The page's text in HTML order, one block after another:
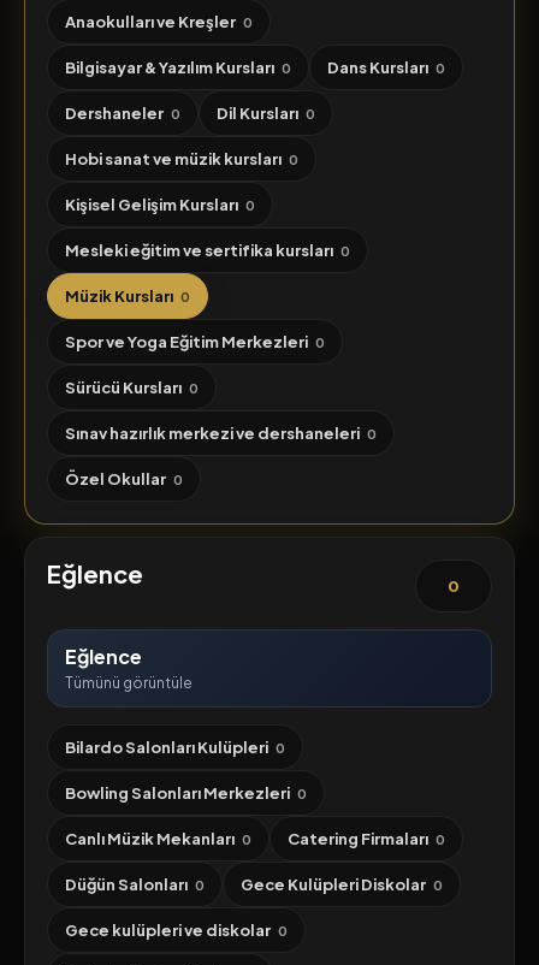
Anaokulları ve Kreşler 0
Bilgisayar & Yazılım Kursları 0 Dans Kursları 0
Dershaneler 0 Dil Kursları 0
Hobi sanat ve müzik kursları 0
Kişisel Gelişim Kursları 0
Mesleki eğitim ve sertifika kursları 0
Müzik Kursları 0
Spor ve Yoga Eğitim Merkezleri 0
Sürücü Kursları 0
Sınav hazırlık merkezi ve dershaneleri 0
Özel Okullar 0
Eğlence 0
Eğlence
Tümünü görüntüle
Bilardo Salonları Kulüpleri 0
Bowling Salonları Merkezleri 0
Canlı Müzik Mekanları 0 Catering Firmaları 0
Düğün Salonları 0 Gece Kulüpleri Diskolar 0
Gece kulüpleri ve diskolar 0